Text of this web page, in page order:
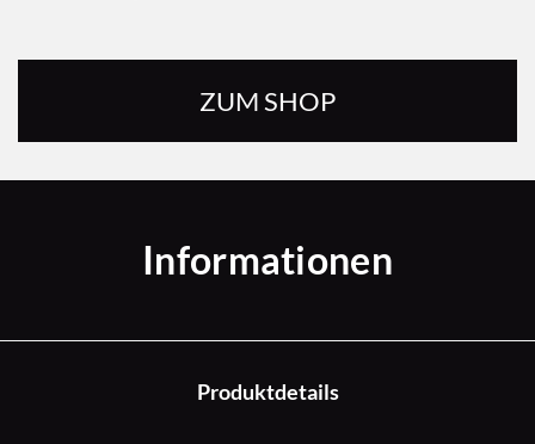
ZUM SHOP
Informationen
Produktdetails